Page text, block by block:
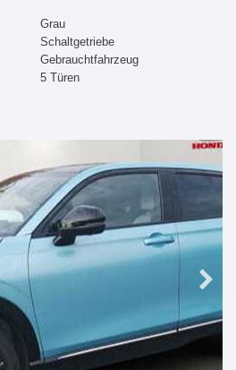
Grau
Schaltgetriebe
Gebrauchtfahrzeug
5 Türen